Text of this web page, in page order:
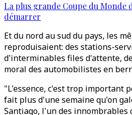
La plus grande Coupe du Monde
démarrer
Et du nord au sud du pays, les
reproduisaient: des stations-
d'interminables files d'attente,
moral des automobilistes en
"L'essence, c'est trop important
fait plus d'une semaine qu'on
Santiago, l'un des